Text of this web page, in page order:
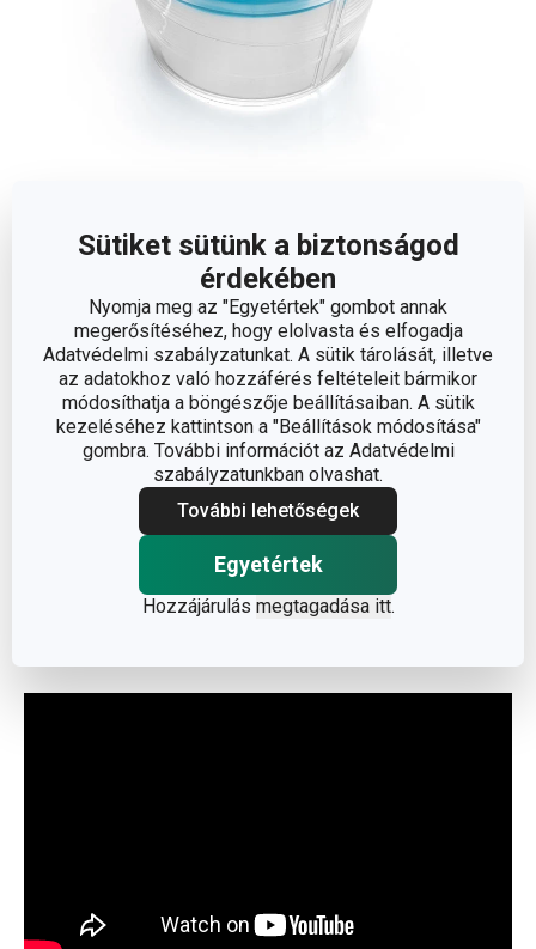
Sütiket sütünk a biztonságod
érdekében
Nyomja meg az "Egyetértek" gombot annak
megerősítéséhez, hogy elolvasta és elfogadja
Adatvédelmi szabályzatunkat. A sütik tárolását, illetve
az adatokhoz való hozzáférés feltételeit bármikor
módosíthatja a böngészője beállításaiban. A sütik
kezeléséhez kattintson a "Beállítások módosítása"
gombra. További információt az Adatvédelmi
szabályzatunkban olvashat.
További lehetőségek
Egyetértek
Hozzájárulás megtagadása itt.
pontosan követheted, mennyi idő van még hátra az
aktuálisan használt szűrő élettartamából.
Anyaga: egészségre ártalmatlan műanyag, a szűrő 100%-
ban sterilizált
Tisztítás: a kancsó és a tartály mosogatógépben
tisztítható, a fedelet és a szűrőt ne tegyük
mosogatógépbe.
Gyártó: TESCOMA s. r. o., U Tescomy 241, 760 01 Zlín;